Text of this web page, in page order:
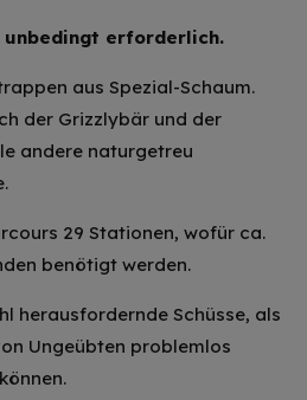
unbedingt erforderlich.
aus Spezial-Schaum.
der Grizzlybär und der
andere naturgetreu
29 Stationen, wofür ca.
benötigt werden.
herausfordernde Schüsse, als
Ungeübten problemlos